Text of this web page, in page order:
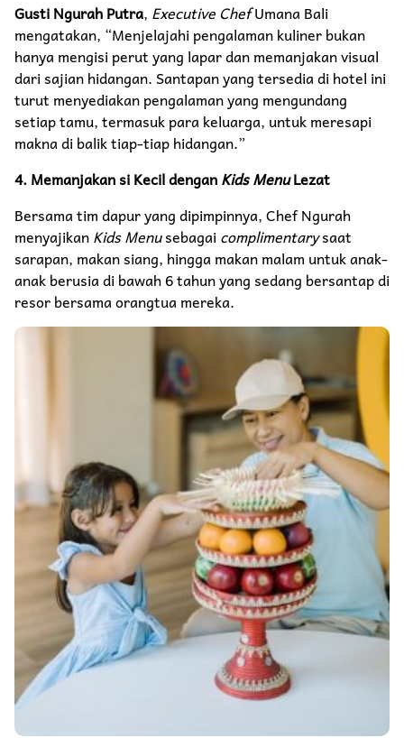
Gusti Ngurah Putra, Executive ChefUmana Bali
mengatakan, “Menjelajahi pengalaman kuliner bukan
hanya mengisi perut yang lapar dan memanjakan visual
dari sajian hidangan. Santapan yang tersedia di hotel ini
turut menyediakan pengalaman yang mengundang
setiap tamu, termasuk para keluarga, untuk meresapi
makna di balik tiap-tiap hidangan.”
4. Memanjakan si Kecil denganKids MenuLezat
Bersama tim dapur yang dipimpinnya, Chef Ngurah
menyajikanKids Menusebagai complimentarysaat
sarapan, makan siang, hingga makan malam untuk anak-
anak berusia di bawah 6 tahun yang sedang bersantap di
resor bersama orangtua mereka.